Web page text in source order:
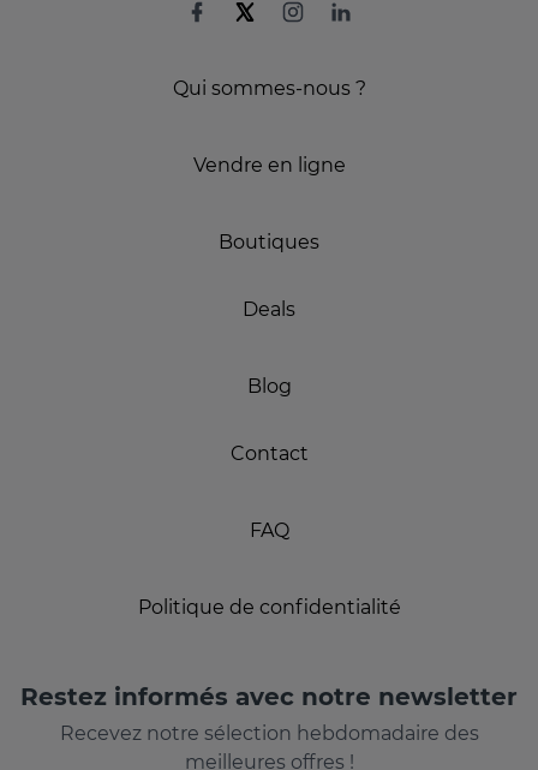
Qui sommes-nous ?
Vendre en ligne
Boutiques
Deals
Blog
Contact
FAQ
Politique de confidentialité
Restez informés avec notre newsletter
Recevez notre sélection hebdomadaire des
meilleures offres !